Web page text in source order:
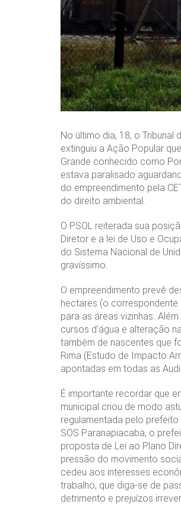
No último dia, 18, o
extinguiu a Ação Popular
Grande conhecido como
estava paralisado
do empreendimento pela
do direito ambiental.
O PSOL reiterada sua
Diretor e a lei de Uso e
do Sistema Nacional de
gravíssimo.
O empreendimento prevê
hectares (o
para as áreas vizinhas.
cursos d’água e alteração
também de nascentes que
Rima (Estudo de Impacto
apontadas em todas as
É importante recordar que
municipal criou de modo
regulamentada pelo
SOS Paranapiacaba, o
proposta de Lei ao Plano
pressão do movimento
cedeu aos interesses
trabalho, que diga-se de
detrimento e prejuízos